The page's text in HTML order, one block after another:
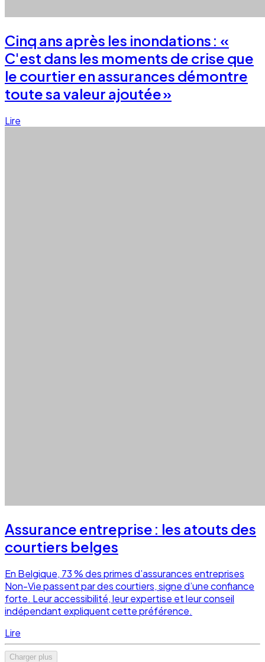
Cinq ans après les inondations : «
C'est dans les moments de crise que
le courtier en assurances démontre
toute sa valeur ajoutée »
Lire
Assurance entreprise : les atouts des
courtiers belges
En Belgique, 73 % des primes d’assurances entreprises
Non-Vie passent par des courtiers, signe d’une confiance
forte. Leur accessibilité, leur expertise et leur conseil
indépendant expliquent cette préférence.
Lire
Charger plus